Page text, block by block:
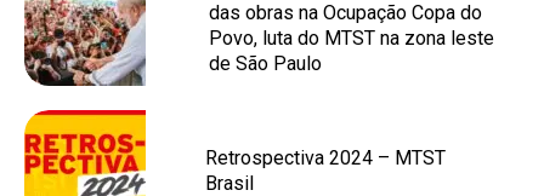
das obras na Ocupação Copa do
Povo, luta do MTST na zona leste
de São Paulo
Retrospectiva 2024 – MTST
Brasil